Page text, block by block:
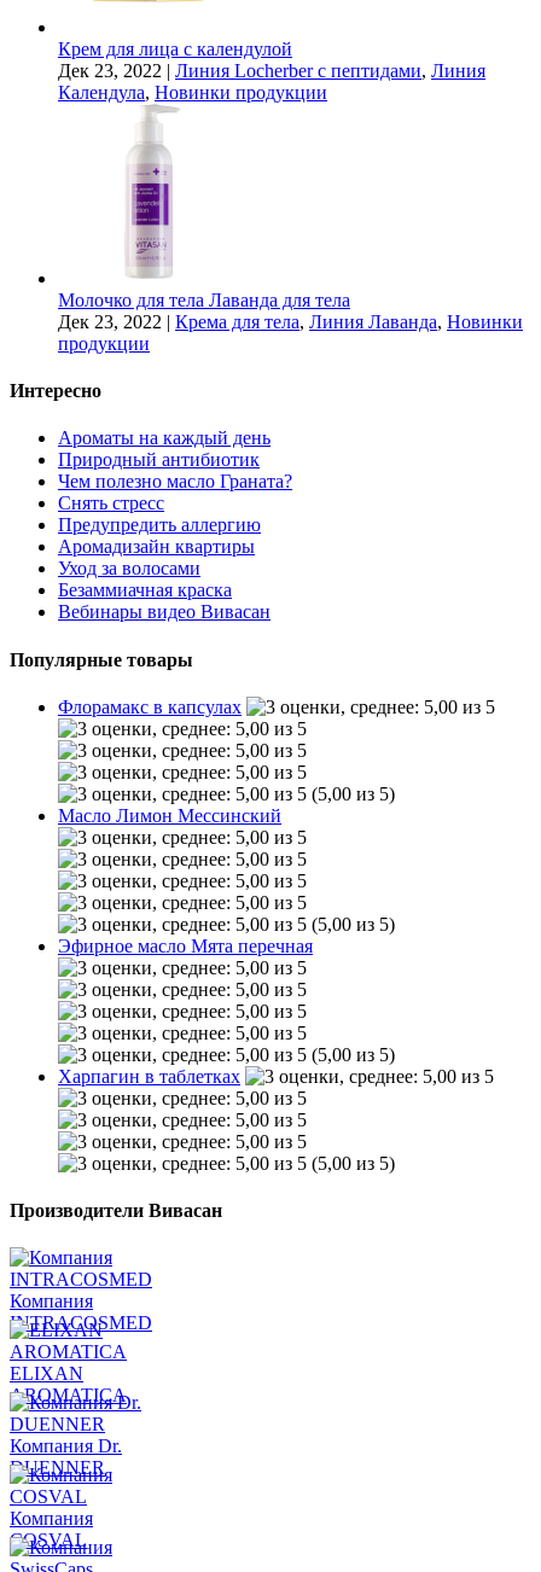
Крем для лица с календулой
Дек 23, 2022 | Линия Locherber с пептидами, Линия
Календула, Новинки продукции
Молочко для тела Лаванда для тела
Дек 23, 2022 | Крема для тела, Линия Лаванда, Новинки
продукции
Интересно
Ароматы на каждый день
Природный антибиотик
Чем полезно масло Граната?
Снять стресс
Предупредить аллергию
Аромадизайн квартиры
Уход за волосами
Безаммиачная краска
Вебинары видео Вивасан
Популярные товары
Флорамакс в капсулах
(5,00 из 5)
Масло Лимон Мессинский
(5,00 из 5)
Эфирное масло Мята перечная
(5,00 из 5)
Харпагин в таблетках
(5,00 из 5)
Производители Вивасан
Компания
INTRACOSMED
ELIXAN
AROMATICA
Компания Dr.
DUENNER
Компания
COSVAL